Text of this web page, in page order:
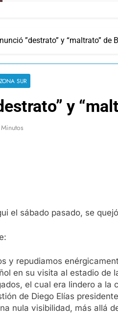
”destrato” y “maltrato” de
ZONA SUR
y
el sábado pasado, se
y repudiamos
en su visita al estadio de
el cual era lindero a
de Diego Elías
nula visibilidad, más allá